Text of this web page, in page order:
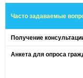
Часто задаваемые
Получение
Анкета для опроса